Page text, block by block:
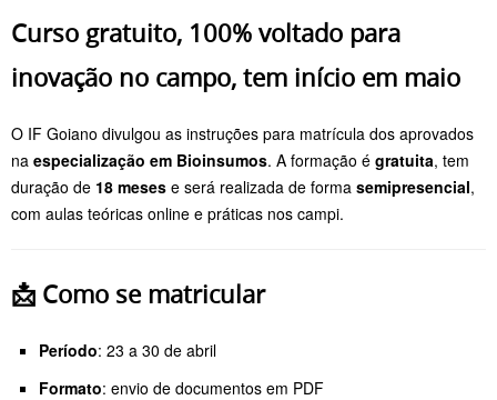
Curso gratuito, 100% voltado para
inovação no campo, tem início em maio
O IF Goiano divulgou as instruções para matrícula dos aprovados
na especialização em Bioinsumos. A formação é gratuita, tem
duração de 18 meses e será realizada de forma semipresencial,
com aulas teóricas online e práticas nos campi.
📩 Como se matricular
Período: 23 a 30 de abril
Formato: envio de documentos em PDF